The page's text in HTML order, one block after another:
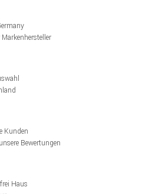
Markenhersteller
Kunden
Bewertungen
Haus